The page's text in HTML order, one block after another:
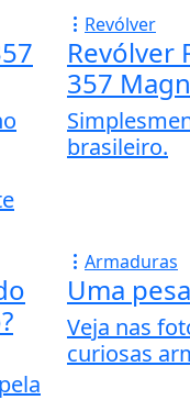
Revólver
Revólver
357
brasileiro.
Armaduras
Uma
Veja nas
curiosas